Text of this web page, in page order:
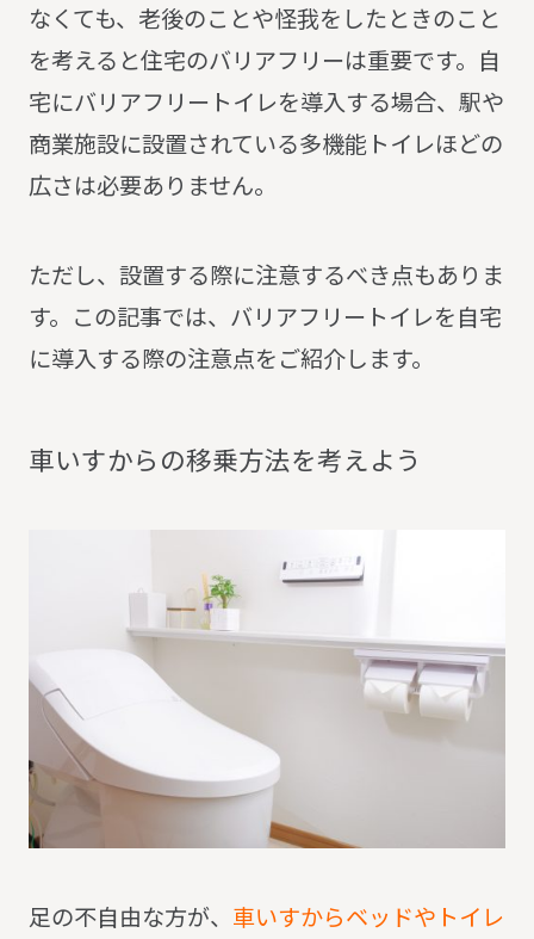
なくても、老後のことや怪我をしたときのこと
を考えると住宅のバリアフリーは重要です。 自
宅にバリアフリートイレを導入する場合、駅や
商業施設に設置されている多機能トイレほどの
広さは必要ありません。
ただし、設置する際に注意するべき点もありま
す。 この記事では、バリアフリートイレを自宅
に導入する際の注意点をご紹介します。
車いすからの移乗方法を考えよう
足の不自由な方が、 車いすからベッドやトイレ